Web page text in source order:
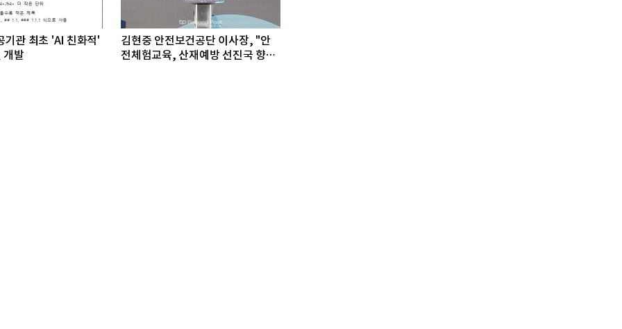
기관 최초 'AI 친화적'
개발
김현중 안전보건공단 이사장, "안
전체험교육, 산재예방 선진국 향한